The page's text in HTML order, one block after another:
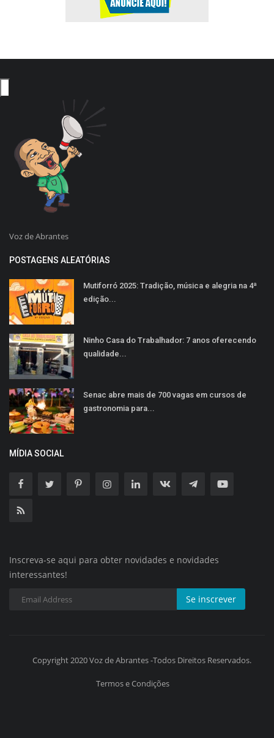
Voz de Abrantes
POSTAGENS ALEATÓRIAS
Mutiforró 2025: Tradição, música e alegria na 4ª
edição...
Ninho Casa do Trabalhador: 7 anos oferecendo
qualidade...
Senac abre mais de 700 vagas em cursos de
gastronomia para...
MÍDIA SOCIAL
Inscreva-se aqui para obter novidades e novidades
interessantes!
Se inscrever
Copyright 2020 Voz de Abrantes -Todos Direitos Reservados.
Termos e Condições